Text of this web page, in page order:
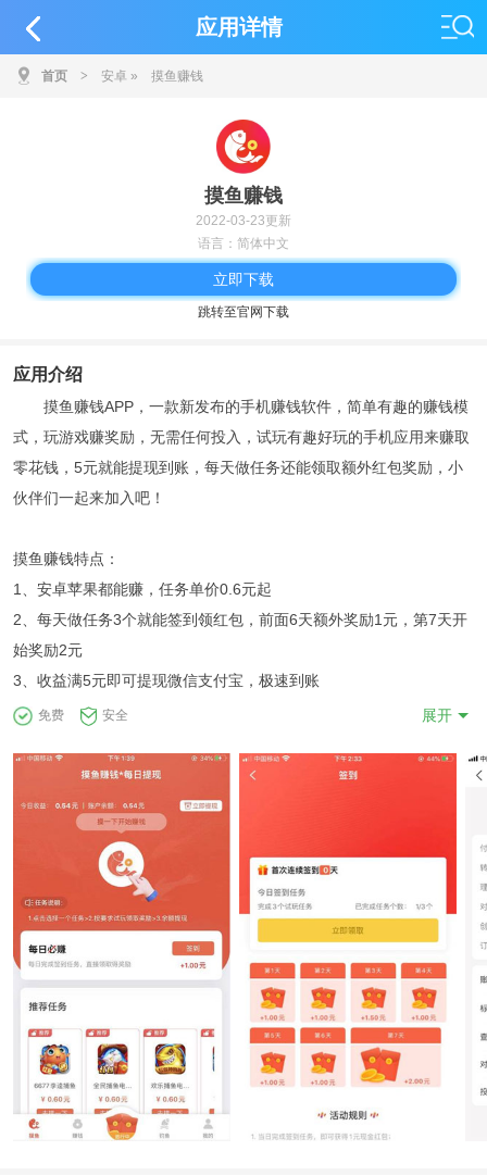
应用详情
首页 > 安卓 » 摸鱼赚钱
摸鱼赚钱
2022-03-23更新
语言：简体中文
立即下载
跳转至官网下载
应用介绍
摸鱼赚钱APP，一款新发布的手机赚钱软件，简单有趣的赚钱模
式，玩游戏赚奖励，无需任何投入，试玩有趣好玩的手机应用来赚取
零花钱，5元就能提现到账，每天做任务还能领取额外红包奖励，小
伙伴们一起来加入吧！
摸鱼赚钱特点：
1、安卓苹果都能赚，任务单价0.6元起
2、每天做任务3个就能签到领红包，前面6天额外奖励1元，第7天开
始奖励2元
3、收益满5元即可提现微信支付宝，极速到账
免费 安全 展开